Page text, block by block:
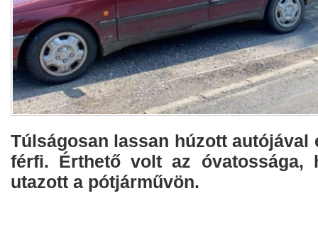
Túlságosan lassan húzott autójával
férfi. Érthető volt az óvatossága,
utazott a pótjárművön.